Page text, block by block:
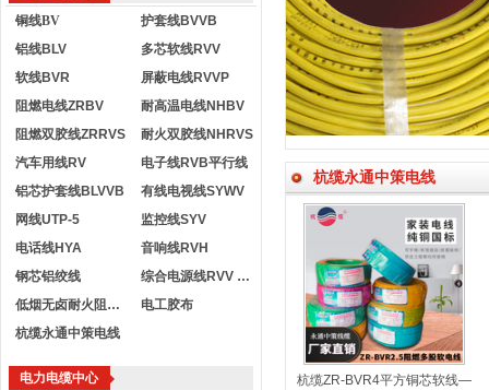
铜线BV
护套线BVVB
铝线BLV
多芯软线RVV
软线BVR
屏蔽电线RVVP
阻燃电线ZRBV
耐高温电线NHBV
阻燃双胶线ZRRVS
耐火双胶线NHRVS
汽车用线RV
电子线RVB平行线
铝芯护套线BLVVB
有线电视线SYWV
网线UTP-5
监控线SYV
电话线HYA
音响线RVH
钢芯铝绞线
综合电源线RVV KVVR
低烟无卤耐火阻燃电线
电工胶布
杭缆永通中策电线
电力电缆中心
杭缆永通中策电线
杭缆ZR-BVR4平方铜芯软线——